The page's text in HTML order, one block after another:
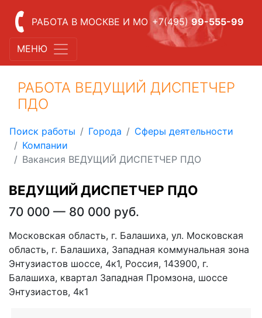
РАБОТА В МОСКВЕ И МО +7(495) 99-555-99
МЕНЮ
РАБОТА ВЕДУЩИЙ ДИСПЕТЧЕР
ПДО
Поиск работы Города
Сферы деятельности
Компании
Вакансия ВЕДУЩИЙ ДИСПЕТЧЕР ПДО
ВЕДУЩИЙ ДИСПЕТЧЕР ПДО
70 000 — 80 000 руб.
Московская область, г. Балашиха, ул. Московская
область, г. Балашиха, Западная коммунальная зона
Энтузиастов шоссе, 4к1, Россия, 143900, г.
Балашиха, квартал Западная Промзона, шоссе
Энтузиастов, 4к1